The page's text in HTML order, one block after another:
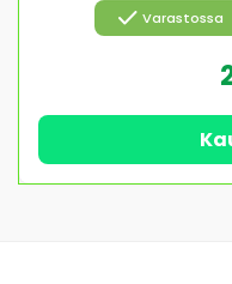
check Varastossa